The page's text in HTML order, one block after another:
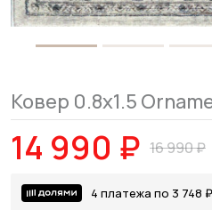
Ковер 0.8x1.5
14 990 ₽ 16 990 ₽
4 платежа по 3 748 ₽